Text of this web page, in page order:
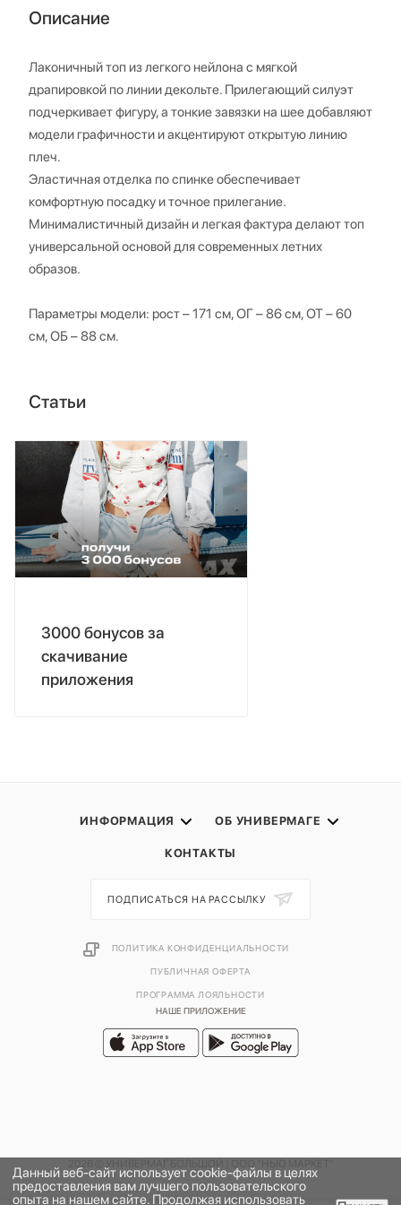
Описание
Лаконичный топ из легкого нейлона с мягкой
драпировкой по линии декольте. Прилегающий силуэт
подчеркивает фигуру, а тонкие завязки на шее добавляют
модели графичности и акцентируют открытую линию
плеч.
Эластичная отделка по спинке обеспечивает
комфортную посадку и точное прилегание.
Минималистичный дизайн и легкая фактура делают топ
универсальной основой для современных летних
образов.
Параметры модели: рост – 171 см, ОГ – 86 см, ОТ – 60
см, ОБ – 88 см.
Статьи
3000 бонусов за
скачивание
приложения
ИНФОРМАЦИЯ ОБ УНИВЕРМАГЕ
КОНТАКТЫ
НАШЕ ПРИЛОЖЕНИЕ
ПОДПИСАТЬСЯ НА РАССЫЛКУ
ПОЛИТИКА КОНФИДЕНЦИАЛЬНОСТИ
ПУБЛИЧНАЯ ОФЕРТА
ПРОГРАММА ЛОЯЛЬНОСТИ
Данный веб-сайт использует cookie-файлы в целях
предоставления вам лучшего пользовательского
опыта на нашем сайте. Продолжая использовать